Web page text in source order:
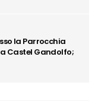
la Parrocchia
Castel Gandolfo;